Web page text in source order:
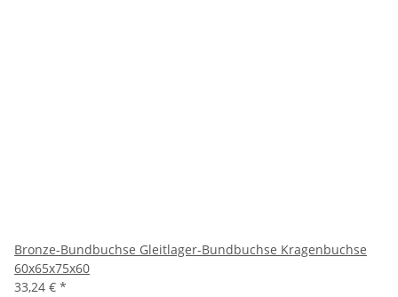
Bronze-Bundbuchse Gleitlager-Bundbuchse Kragenbuchse
60x65x75x60
33,24 € *